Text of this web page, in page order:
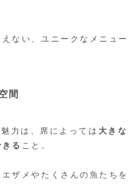
ない、ユニークなメニュー
間
力は、席によっては 大きな
る こと。
ザメやたくさんの魚たちを